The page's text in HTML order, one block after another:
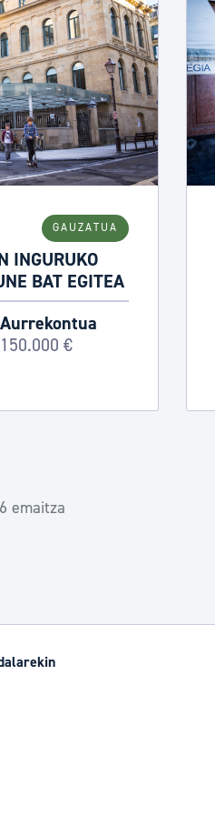
GAUZATUA
INGURUKO
BAT EGITEA
Aurrekontua
150.000 €
emaitza